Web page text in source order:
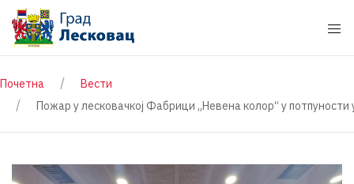
Почетна
Вести
Пожар у лесковачкој Фабрици „Невена колор“ у